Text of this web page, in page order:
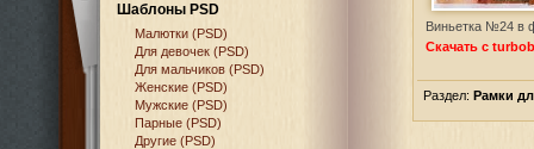
Шаблоны PSD
Малютки (PSD)
Для девочек (PSD)
Для мальчиков (PSD)
Женские (PSD)
Мужские (PSD)
Парные (PSD)
Другие (PSD)
Виньетка №24 в
Скачать с
Раздел: Рамки